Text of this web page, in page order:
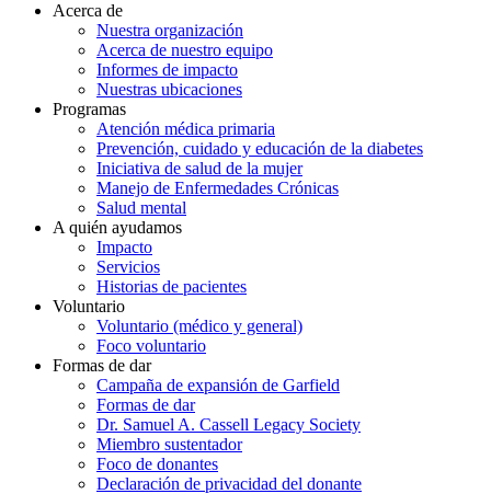
Acerca de
Nuestra organización
Acerca de nuestro equipo
Informes de impacto
Nuestras ubicaciones
Programas
Atención médica primaria
Prevención, cuidado y educación de la diabetes
Iniciativa de salud de la mujer
Manejo de Enfermedades Crónicas
Salud mental
A quién ayudamos
Impacto
Servicios
Historias de pacientes
Voluntario
Voluntario (médico y general)
Foco voluntario
Formas de dar
Campaña de expansión de Garfield
Formas de dar
Dr. Samuel A. Cassell Legacy Society
Miembro sustentador
Foco de donantes
Declaración de privacidad del donante